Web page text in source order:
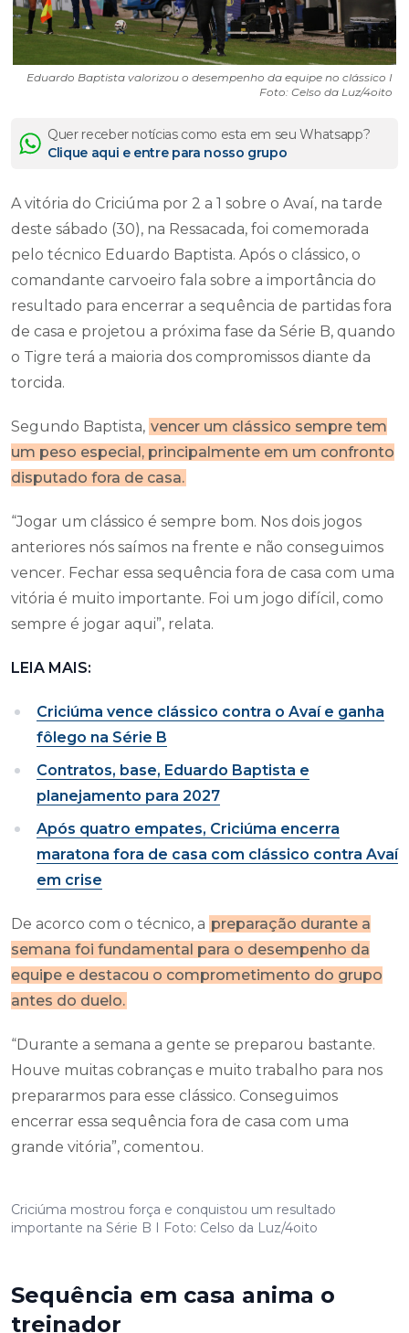
Eduardo Baptista valorizou o desempenho da equipe no clássico I
Foto: Celso da Luz/4oito
Quer receber notícias como esta em seu Whatsapp?
Clique aqui e entre para nosso grupo
A vitória do Criciúma por 2 a 1 sobre o Avaí, na tarde
deste sábado (30), na Ressacada, foi comemorada
pelo técnico Eduardo Baptista. Após o clássico, o
comandante carvoeiro fala sobre a importância do
resultado para encerrar a sequência de partidas fora
de casa e projetou a próxima fase da Série B, quando
o Tigre terá a maioria dos compromissos diante da
torcida.
Segundo Baptista, vencer um clássico sempre tem
um peso especial, principalmente em um confronto
disputado fora de casa.
“Jogar um clássico é sempre bom. Nos dois jogos
anteriores nós saímos na frente e não conseguimos
vencer. Fechar essa sequência fora de casa com uma
vitória é muito importante. Foi um jogo difícil, como
sempre é jogar aqui”, relata.
LEIA MAIS:
Criciúma vence clássico contra o Avaí e ganha
fôlego na Série B
Contratos, base, Eduardo Baptista e
planejamento para 2027
Após quatro empates, Criciúma encerra
maratona fora de casa com clássico contra Avaí
em crise
De acorco com o técnico, a preparação durante a
semana foi fundamental para o desempenho da
equipe e destacou o comprometimento do grupo
antes do duelo.
“Durante a semana a gente se preparou bastante.
Houve muitas cobranças e muito trabalho para nos
prepararmos para esse clássico. Conseguimos
encerrar essa sequência fora de casa com uma
grande vitória”, comentou.
Criciúma mostrou força e conquistou um resultado
importante na Série B I Foto: Celso da Luz/4oito
Sequência em casa anima o
treinador